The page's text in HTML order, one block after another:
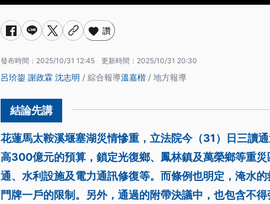
讚
發布時間： 2025/10/31 12:45 更新時間： 2025/10/31 20:30
呂玠鋆 謝政霖 沈志明 / 綜合報導溫嘉楷 / 地方報導
花蓮馬太鞍溪堰塞湖災情慘重，立法院今（31）日三讀
高300億元的預算，鎖定光復鄉、鳳林鎮及萬榮鄉等重
通、水利設施及電力通訊修復等。而條例也明定，淹水
門牌一戶的限制。另外，通過的附帶決議中，也包含不